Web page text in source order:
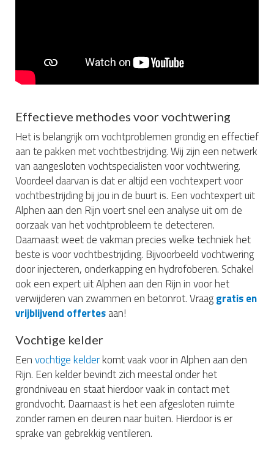
Effectieve methodes voor vochtwering
Het is belangrijk om vochtproblemen grondig en effectief
aan te pakken met vochtbestrijding. Wij zijn een netwerk
van aangesloten vochtspecialisten voor vochtwering.
Voordeel daarvan is dat er altijd een vochtexpert voor
vochtbestrijding bij jou in de buurt is. Een vochtexpert uit
Alphen aan den Rijn voert snel een analyse uit om de
oorzaak van het vochtprobleem te detecteren.
Daarnaast weet de vakman precies welke techniek het
beste is voor vochtbestrijding. Bijvoorbeeld vochtwering
door injecteren, onderkapping en hydrofoberen. Schakel
ook een expert uit Alphen aan den Rijn in voor het
verwijderen van zwammen en betonrot. Vraaggratis en
vrijblijvend offertesaan!
Vochtige kelder
Eenvochtige kelderkomt vaak voor in Alphen aan den
Rijn. Een kelder bevindt zich meestal onder het
grondniveau en staat hierdoor vaak in contact met
grondvocht. Daarnaast is het een afgesloten ruimte
zonder ramen en deuren naar buiten. Hierdoor is er
sprake van gebrekkig ventileren.